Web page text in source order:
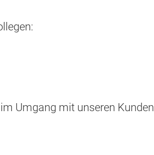
Umgang mit unseren Kunden